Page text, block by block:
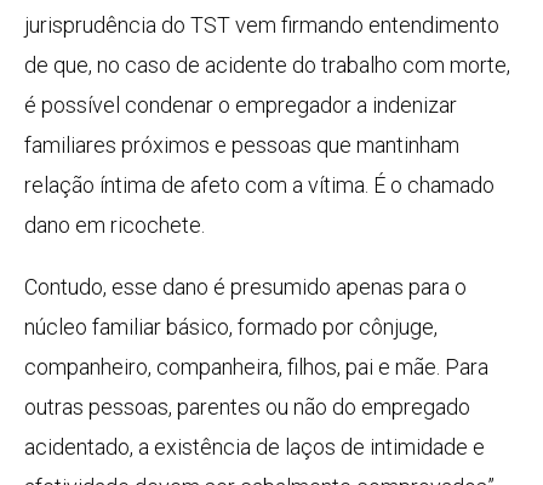
jurisprudência do TST vem firmando entendimento
de que, no caso de acidente do trabalho com morte,
é possível condenar o empregador a indenizar
familiares próximos e pessoas que mantinham
relação íntima de afeto com a vítima. É o chamado
dano em ricochete.
Contudo, esse dano é presumido apenas para o
núcleo familiar básico, formado por cônjuge,
companheiro, companheira, filhos, pai e mãe. Para
outras pessoas, parentes ou não do empregado
acidentado, a existência de laços de intimidade e